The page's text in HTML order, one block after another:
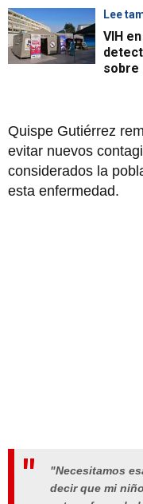
Lee
VIH
sobre
Quispe Gutiérrez
evitar nuevos
considerados la
esta enfermedad.
"Necesitamos
decir que mi